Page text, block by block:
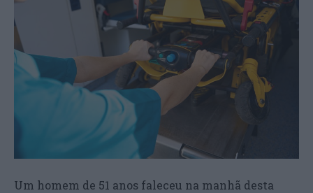
Um homem de 51 anos faleceu na manhã desta